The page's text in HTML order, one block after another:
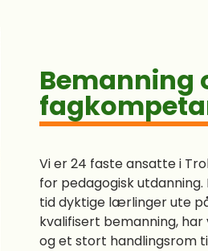
Bemanning
Vi er 24 faste ansatte i
for pedagogisk
tid dyktige lærlinger ute
kvalifisert bemanning,
og et stort handlingsrom